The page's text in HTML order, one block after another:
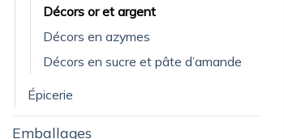
Décors or et argent
Décors en azymes
Décors en sucre et pâte d’amande
Épicerie
Emballages